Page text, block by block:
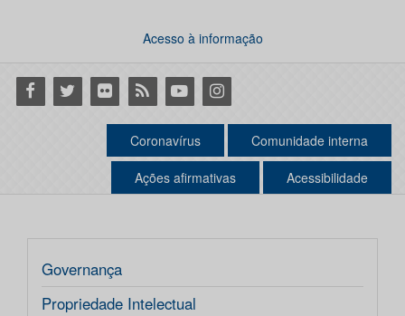
Acesso à informação
Facebook
Twitter Flickr RSS YoutubeInstagram
Coronavírus Comunidade interna
Ações afirmativas Acessibilidade
Governança
Propriedade Intelectual